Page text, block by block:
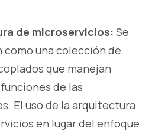
de microservicios: Se
una colección de
que manejan
de las
El uso de la arquitectura
en lugar del enfoque